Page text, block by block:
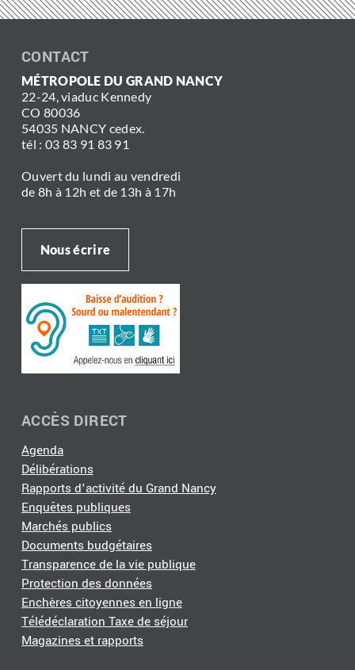
CONTACT
MÉTROPOLE DU GRAND NANCY
22-24, viaduc Kennedy
CO 80036
54035 NANCY cedex.
tél : 03 83 91 83 91
Ouvert du lundi au vendredi
de 8h à 12h et de 13h à 17h
Nous écrire
ACCÈS DIRECT
Agenda
Délibérations
Rapports d'activité du Grand Nancy
Enquêtes publiques
Marchés publics
Documents budgétaires
Transparence de la vie publique
Protection des données
Enchères citoyennes en ligne
Télédéclaration Taxe de séjour
Magazines et rapports